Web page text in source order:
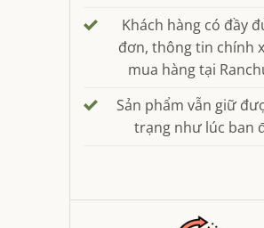
Khách hàng có đầy
đơn, thông tin chính
mua hàng tại
Sản phẩm vẫn giữ
trạng như lúc ban